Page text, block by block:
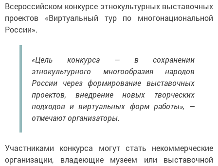
Всероссийском конкурсе этнокультурных выставочных
проектов «Виртуальный тур по многонациональной
России».
«Цель конкурса — в сохранении
этнокультурного многообразия народов
России через формирование выставочных
проектов, внедрение новых творческих
подходов и виртуальных форм работы», —
отмечают организаторы.
Участниками конкурса могут стать некоммерческие
организации, владеющие музеем или выставочной